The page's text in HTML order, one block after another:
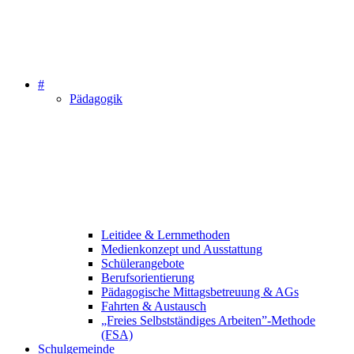
#
Pädagogik
Leitidee & Lernmethoden
Medienkonzept und Ausstattung
Schülerangebote
Berufsorientierung
Pädagogische Mittagsbetreuung & AGs
Fahrten & Austausch
„Freies Selbstständiges Arbeiten”-Methode
(FSA)
Schulgemeinde